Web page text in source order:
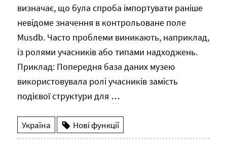
визначає, що була спроба імпортувати раніше
невідоме значення в контрольоване поле
Musdb. Часто проблеми виникають, наприклад,
із ролями учасників або типами надходжень.
Приклад: Попередня база даних музею
використовувала ролі учасників замість
подієвої структури для …
Україна Нові функції